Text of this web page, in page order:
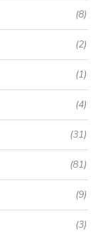
(8)
(2)
(1)
(4)
(31)
(81)
(9)
(3)